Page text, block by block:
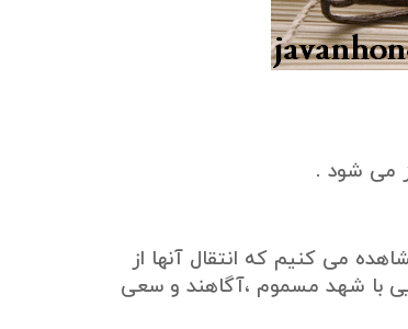
می شود .
می کنیم که انتقال آنها از
با شهد مسموم ،آگاهند و سعی